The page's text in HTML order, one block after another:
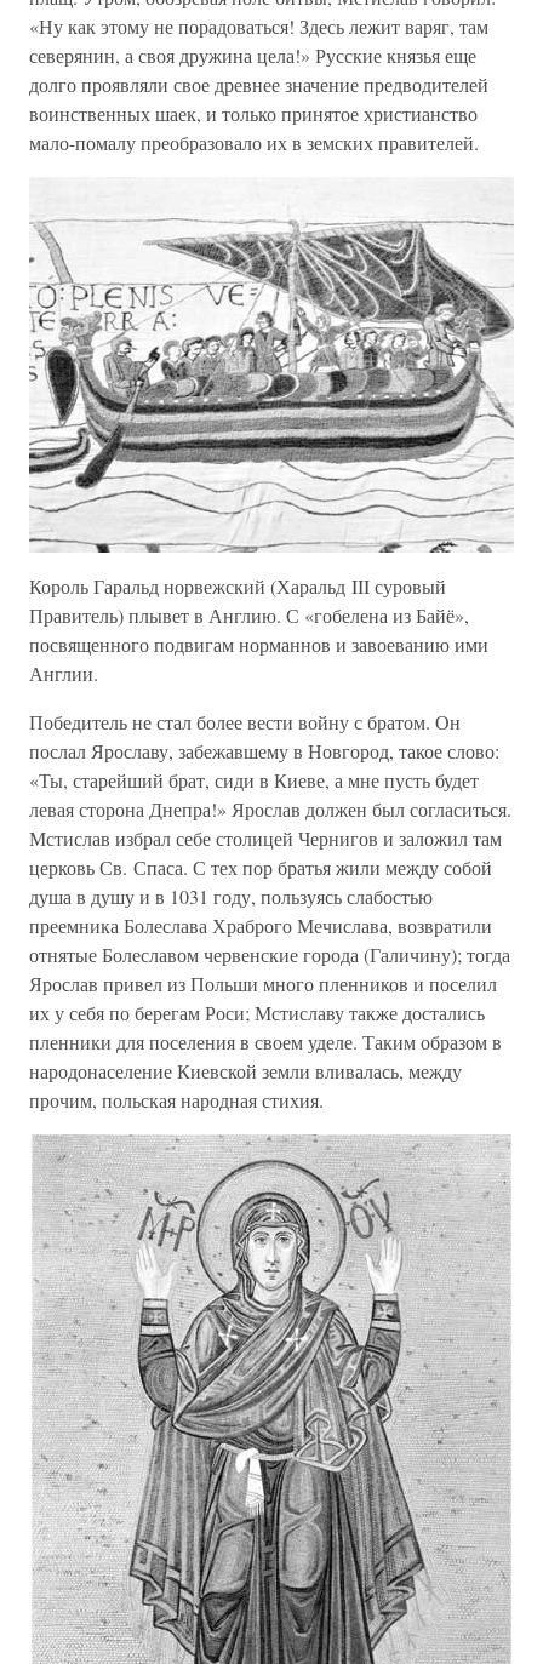
«Ну как этому не порадоваться! Здесь лежит варяг, там
северянин, а своя дружина цела!» Русские князья еще
долго проявляли свое древнее значение предводителей
воинственных шаек, и только принятое христианство
мало-помалу преобразовало их в земских правителей.
Король Гаральд норвежский (Харальд III суровый
Правитель) плывет в Англию. С «гобелена из Байё»,
посвященного подвигам норманнов и завоеванию ими
Англии.
Победитель не стал более вести войну с братом. Он
послал Ярославу, забежавшему в Новгород, такое слово:
«Ты, старейший брат, сиди в Киеве, а мне пусть будет
левая сторона Днепра!» Ярослав должен был согласиться.
Мстислав избрал себе столицей Чернигов и заложил там
церковь Св. Спаса. С тех пор братья жили между собой
душа в душу и в 1031 году, пользуясь слабостью
преемника Болеслава Храброго Мечислава, возвратили
отнятые Болеславом червенские города (Галичину); тогда
Ярослав привел из Польши много пленников и поселил
их у себя по берегам Роси; Мстиславу также достались
пленники для поселения в своем уделе. Таким образом в
народонаселение Киевской земли вливалась, между
прочим, польская народная стихия.